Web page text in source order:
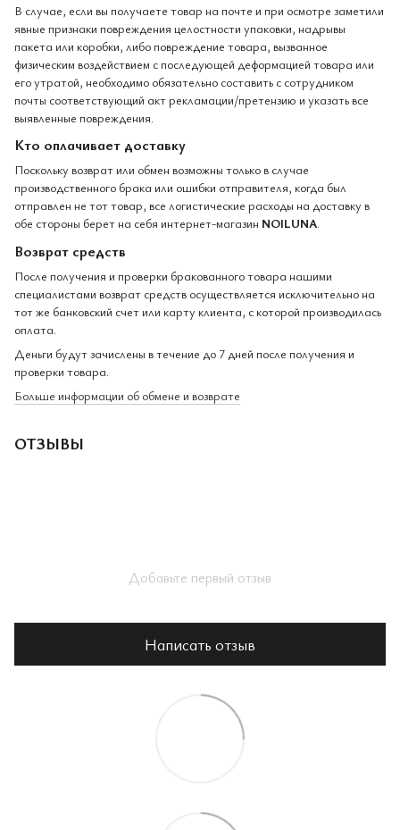
В случае, если вы получаете товар на почте и при осмотре заметили
явные признаки повреждения целостности упаковки, надрывы
пакета или коробки, либо повреждение товара, вызванное
физическим воздействием с последующей деформацией товара или
его утратой, необходимо обязательно составить с сотрудником
почты соответствующий акт рекламации/претензию и указать все
выявленные повреждения.
Кто оплачивает доставку
Поскольку возврат или обмен возможны только в случае
производственного брака или ошибки отправителя, когда был
отправлен не тот товар, все логистические расходы на доставку в
обе стороны берет на себя интернет-магазин NOILUNA.
Возврат средств
После получения и проверки бракованного товара нашими
специалистами возврат средств осуществляется исключительно на
тот же банковский счет или карту клиента, с которой производилась
оплата.
Деньги будут зачислены в течение до 7 дней после получения и
проверки товара.
Больше информации об обмене и возврате
ОТЗЫВЫ
Добавьте первый отзыв
Написать отзыв